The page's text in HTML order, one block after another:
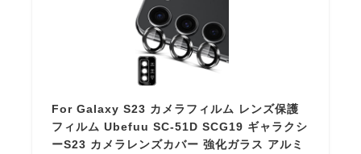
For Galaxy S23 カメラフィルム レンズ保護
フィルム Ubefuu SC-51D SCG19 ギャラクシ
ーS23 カメラレンズカバー 強化ガラス アルミ